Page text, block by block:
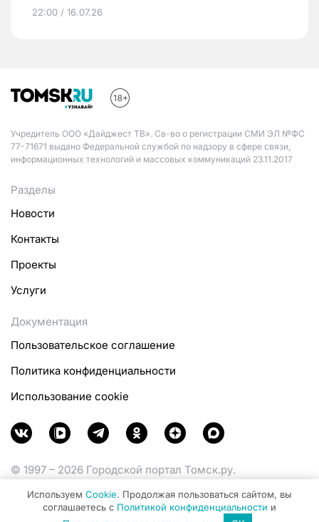
22:00 / 16.07.26
Учредитель ООО «Дайджест ТВ». Св-во о регистрации СМИ ЭЛ №ФС
77-71671 выдано Федеральной службой по надзору в сфере связи,
информационных технологий и массовых коммуникаций 23.11.2017
Разделы
Новости
Контакты
Проекты
Услуги
Документация
Пользовательское соглашение
Политика конфиденциальности
Использование cookie
© 1997 – 2026 Городской портал Томск.ру.
Министерства цифрового развития, связи и массовых
коммуникаций Российской Федерации.
Используем Cookie. Продолжая пользоваться сайтом, вы
соглашаетесь с Политикой конфиденциальности и